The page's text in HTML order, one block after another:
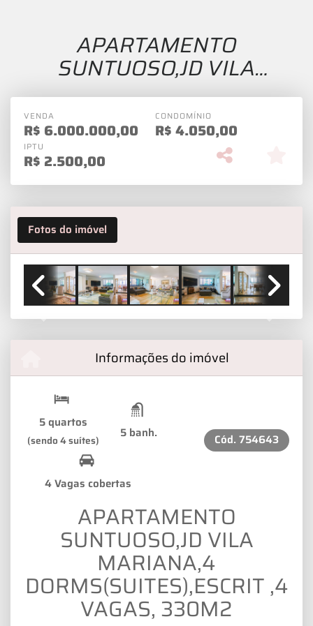
APARTAMENTO
SUNTUOSO,JD VILA
MARIANA,4
DORMS(SUITES),ESCRIT ,4
VAGAS, 330M2
VENDA
R$ 6.000.000,00
CONDOMÍNIO
R$4.050,00
IPTU
R$ 2.500,00
Fotos do imóvel
Previous Next
Informações do imóvel
5 quartos
(sendo 4 suítes) 5 banh.
4 Vagas cobertas
Cód. 754643
APARTAMENTO
SUNTUOSO,JD VILA
MARIANA,4
DORMS(SUITES),ESCRIT ,4
VAGAS, 330M2